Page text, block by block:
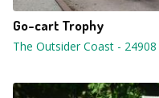
Go-cart Trophy
The Outsider Coast - 24908